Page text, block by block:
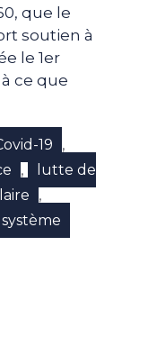
que le
soutien à
le 1er
ce que
19 ,
,
lutte de
,
système